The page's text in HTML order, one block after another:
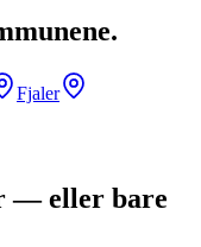
Fjaler
— eller bare